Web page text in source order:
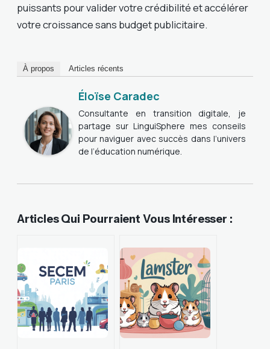
puissants pour valider votre crédibilité et accélérer
votre croissance sans budget publicitaire.
À propos Articles récents
Éloïse Caradec
Consultante en transition digitale, je
partage sur LinguiSphere mes conseils
pour naviguer avec succès dans l’univers
de l’éducation numérique.
Articles Qui Pourraient Vous Intéresser :